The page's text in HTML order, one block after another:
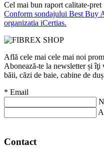
Cel mai bun raport calitate-pret
Conform sondajului Best Buy
organizatia iCertias.
Află cele mai cele mai noi
Abonează-te la newsletter și
băii, căzi de baie, cabine de
* Email
Contact